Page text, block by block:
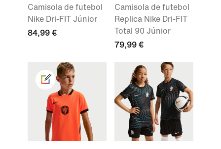
Camisola de futebol
Nike Dri-FIT Júnior
84,99 €
Camisola de futebol
Replica Nike Dri-FIT
Total 90 Júnior
79,99 €